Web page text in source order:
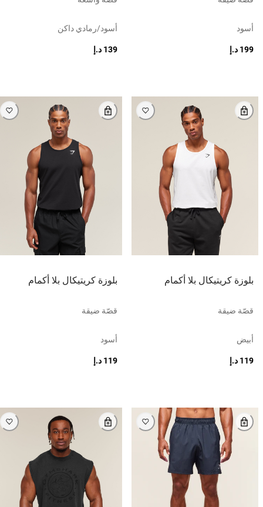
أسود
199 د.إ
أسود/رمادي داكن
139 د.إ
بلوزة كريتيكال بلا أكمام
قصّة ضيقة
أبيض
119 د.إ
بلوزة كريتيكال بلا أكمام
قصّة ضيقة
أسود
119 د.إ